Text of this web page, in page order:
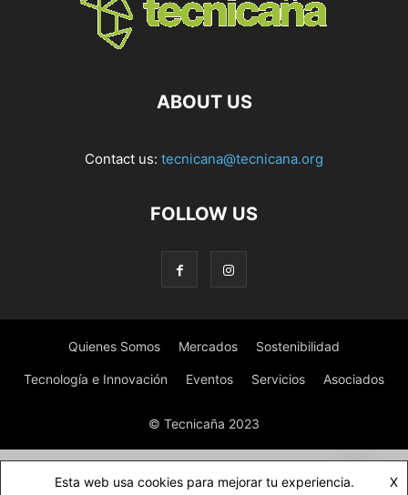
ABOUT US
Contact us: tecnicana@tecnicana.org
FOLLOW US
Quienes Somos Mercados Sostenibilidad
Tecnología e Innovación Eventos Servicios Asociados
© Tecnicaña 2023
Esta web usa cookies para mejorar tu experiencia.
X